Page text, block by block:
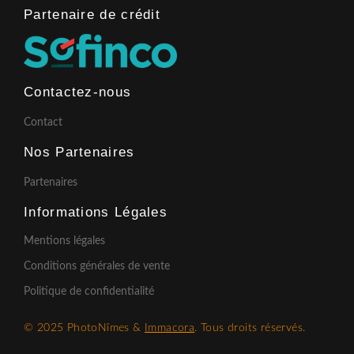
Partenaire de crédit​
Contactez-nous
Contact
Nos Partenaires
Partenaires
Informations Légales
Mentions légales
Conditions générales de vente
Politique de confidentialité
© 2025 PhotoNîmes & Immacora. Tous droits réservés.